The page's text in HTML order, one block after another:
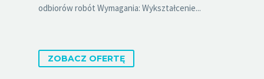
odbiorów robót Wymagania: Wykształcenie...
ZOBACZ OFERTĘ